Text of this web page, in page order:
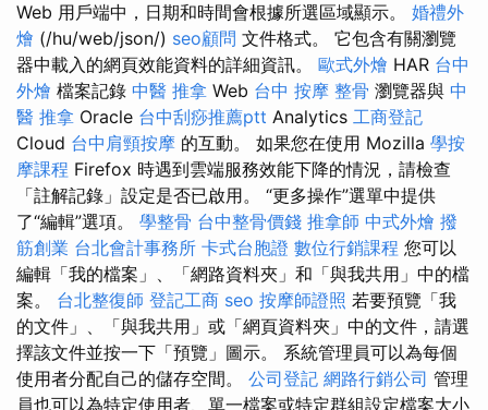
Web 用戶端中，日期和時間會根據所選區域顯示。 婚禮外
燴 (/hu/web/json/) seo顧問 文件格式。 它包含有關瀏覽
器中載入的網頁效能資料的詳細資訊。 歐式外燴 HAR 台中
外燴 檔案記錄 中醫 推拿 Web 台中 按摩 整骨 瀏覽器與 中
醫 推拿 Oracle 台中刮痧推薦ptt Analytics 工商登記
Cloud 台中肩頸按摩 的互動。 如果您在使用 Mozilla 學按
摩課程 Firefox 時遇到雲端服務效能下降的情況，請檢查
「註解記錄」設定是否已啟用。 “更多操作”選單中提供
了“編輯”選項。 學整骨 台中整骨價錢 推拿師 中式外燴 撥
筋創業 台北會計事務所 卡式台胞證 數位行銷課程 您可以
編輯「我的檔案」、「網路資料夾」和「與我共用」中的檔
案。 台北整復師 登記工商 seo 按摩師證照 若要預覽「我
的文件」、「與我共用」或「網頁資料夾」中的文件，請選
擇該文件並按一下「預覽」圖示。 系統管理員可以為每個
使用者分配自己的儲存空間。 公司登記 網路行銷公司 管理
員也可以為特定使用者、單一檔案或特定群組設定檔案大小